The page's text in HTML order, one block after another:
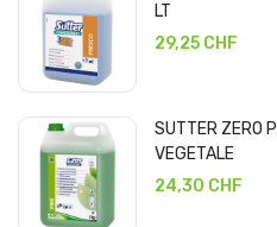
LT
29,25 CHF
SUTTER ZERO
VEGETALE
24,30 CHF